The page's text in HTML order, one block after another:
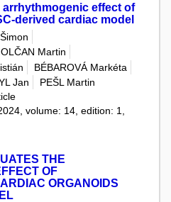
effect of
derived cardiac model
Martin
BÉBAROVÁ Markéta
Jan
PEŠL Martin
volume: 14, edition: 1,
THE
OF
ORGANOIDS